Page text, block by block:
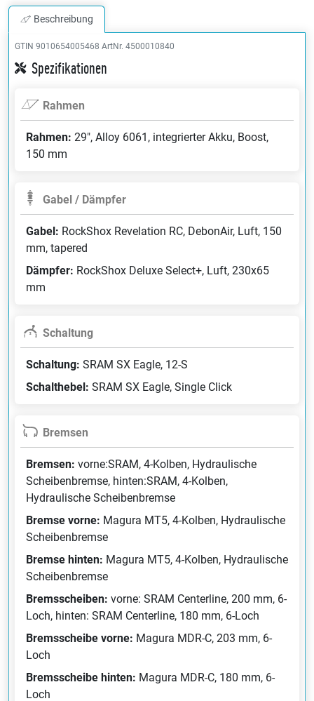
Beschreibung
GTIN 9010654005468 ArtNr. 4500010840
Spezifikationen
Rahmen
Rahmen: 29", Alloy 6061, integrierter Akku, Boost,
150 mm
Gabel / Dämpfer
Gabel: RockShox Revelation RC, DebonAir, Luft, 150
mm, tapered
Dämpfer: RockShox Deluxe Select+, Luft, 230x65
mm
Schaltung
Schaltung: SRAM SX Eagle, 12-S
Schalthebel: SRAM SX Eagle, Single Click
Bremsen
Bremsen: vorne:SRAM, 4-Kolben, Hydraulische
Scheibenbremse, hinten:SRAM, 4-Kolben,
Hydraulische Scheibenbremse
Bremse vorne: Magura MT5, 4-Kolben, Hydraulische
Scheibenbremse
Bremse hinten: Magura MT5, 4-Kolben, Hydraulische
Scheibenbremse
Bremsscheiben: vorne: SRAM Centerline, 200 mm, 6-
Loch, hinten: SRAM Centerline, 180 mm, 6-Loch
Bremsscheibe vorne: Magura MDR-C, 203 mm, 6-
Loch
Bremsscheibe hinten: Magura MDR-C, 180 mm, 6-
Loch